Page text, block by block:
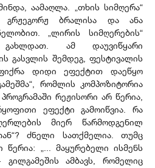
აამაღლა. „თხის სიმღერა“
ბრალისა და ანა
„ლირის სიმღერების“
ამ დაუვიწყარი
გასვლის შემდეგ, ფესტივალის
დიდი ეფექტით დაეწყო
რომლის კომპოზიტორია
რეჟისორი არ წერია,
ეფექტი გამოიწვია. რა
მიერ წარმოდგენილ
ძნელი სათქმელია. თუმც
წერია: „... მაყურებელი ისმენს
ამბავს, რომელიც